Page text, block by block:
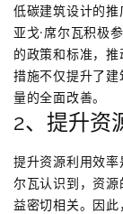
低碳建筑设计的
亚戈·席尔瓦积极
的政策和标准，
措施不仅提升了
量的全面改善。
2、提升资
提升资源利用效
尔瓦认识到，资
益密切相关。因